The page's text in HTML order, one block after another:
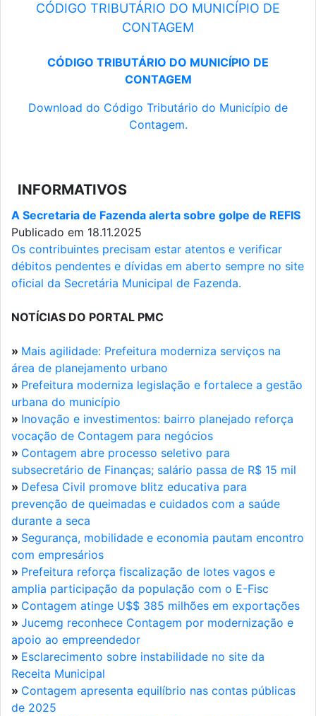
CÓDIGO TRIBUTÁRIO DO MUNICÍPIO DE
CONTAGEM
CÓDIGO TRIBUTÁRIO DO MUNICÍPIO DE
CONTAGEM
Download do Código Tributário do Município de
Contagem.
INFORMATIVOS
A Secretaria de Fazenda alerta sobre golpe de REFIS
Publicado em 18.11.2025
Os contribuintes precisam estar atentos e verificar
débitos pendentes e dívidas em aberto sempre no site
oficial da Secretária Municipal de Fazenda.
NOTÍCIAS DO PORTAL PMC
» Mais agilidade: Prefeitura moderniza serviços na
área de planejamento urbano
» Prefeitura moderniza legislação e fortalece a gestão
urbana do município
» Inovação e investimentos: bairro planejado reforça
vocação de Contagem para negócios
» Contagem abre processo seletivo para
subsecretário de Finanças; salário passa de R$ 15 mil
» Defesa Civil promove blitz educativa para
prevenção de queimadas e cuidados com a saúde
durante a seca
» Segurança, mobilidade e economia pautam encontro
com empresários
» Prefeitura reforça fiscalização de lotes vagos e
amplia participação da população com o E-Fisc
» Contagem atinge U$$ 385 milhões em exportações
» Jucemg reconhece Contagem por modernização e
apoio ao empreendedor
» Esclarecimento sobre instabilidade no site da
Receita Municipal
» Contagem apresenta equilíbrio nas contas públicas
de 2025